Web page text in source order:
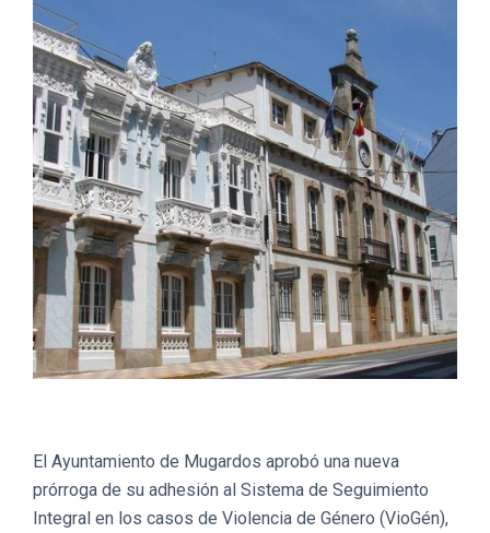
El Ayuntamiento de Mugardos aprobó una nueva
prórroga de su adhesión al Sistema de Seguimiento
Integral en los casos de Violencia de Género (VioGén),